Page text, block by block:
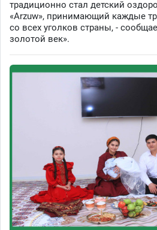
традиционно стал детский
«Arzuw», принимающий каждые
со всех уголков страны, -
золотой век».